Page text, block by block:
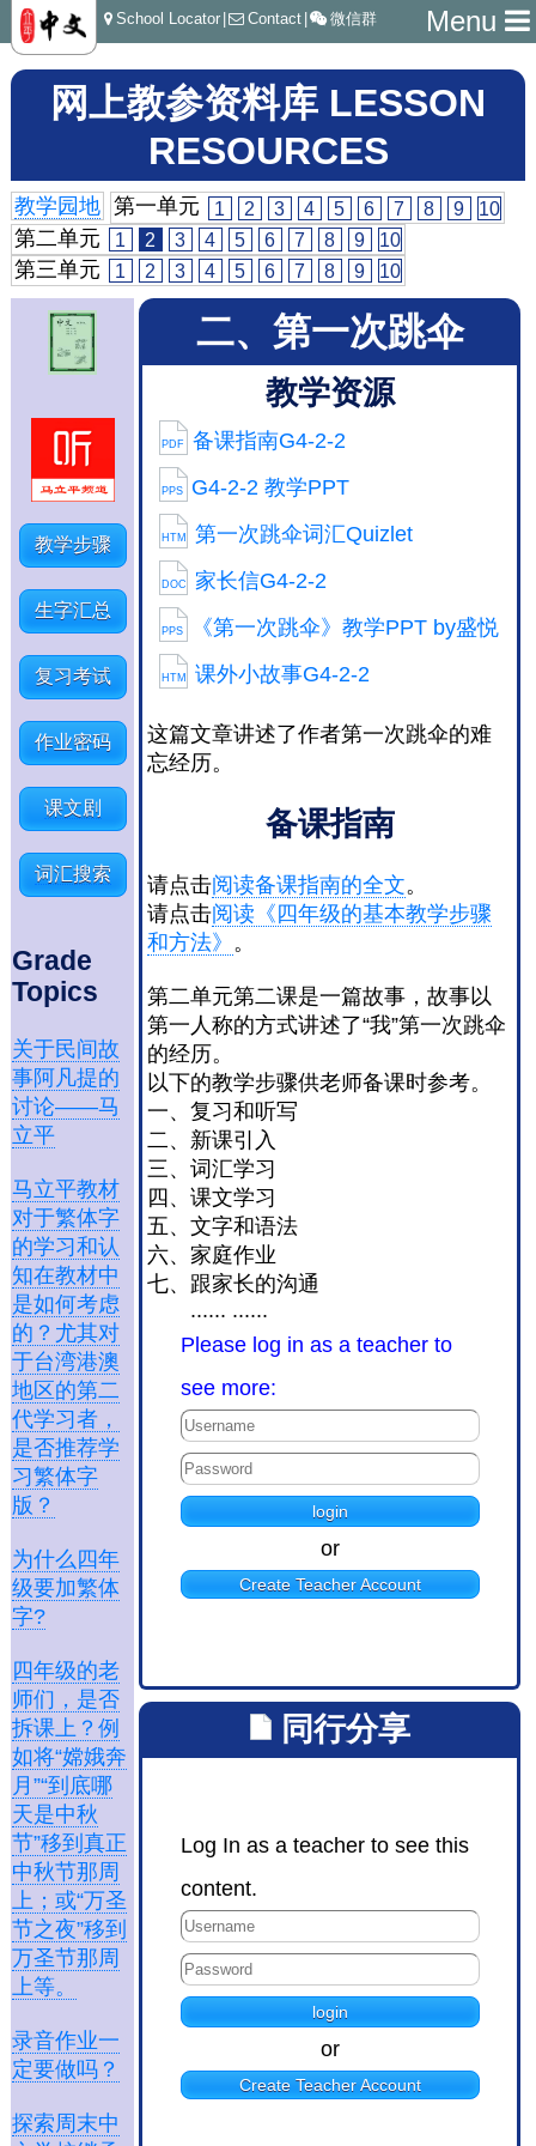
Menu
School Locator Contact 微信群
网上教参资料库 LESSON
RESOURCES
教学园地 第一单元 1 2 3 4 5 6 7 8 9 10
第二单元 1 2 3 4 5 6 7 8 9 10
第三单元 1 2 3 4 5 6 7 8 9 10
教学步骤
生字汇总
复习考试
作业密码
课文剧
词汇搜索
Grade
Topics
关于民间故
事阿凡提的
讨论——马
立平
马立平教材
对于繁体字
的学习和认
知在教材中
是如何考虑
的？尤其对
于台湾港澳
地区的第二
代学习者，
是否推荐学
习繁体字
版？
为什么四年
级要加繁体
字?
四年级的老
师们，是否
拆课上？例
如将“嫦娥奔
月”“到底哪
天是中秋
节”移到真正
中秋节那周
上；或“万圣
节之夜”移到
万圣节那周
上等。
录音作业一
定要做吗？
探索周末中
二、第一次跳伞
教学资源
PDF 备课指南G4-2-2
PPS G4-2-2 教学PPT
HTM 第一次跳伞词汇Quizlet
DOC 家长信G4-2-2
PPS 《第一次跳伞》教学PPT by盛悦
HTM 课外小故事G4-2-2
这篇文章讲述了作者第一次跳伞的难
忘经历。
备课指南
请点击阅读备课指南的全文。
请点击阅读《四年级的基本教学步骤
和方法》 。
第二单元第二课是一篇故事，故事以
第一人称的方式讲述了“我”第一次跳伞
的经历。
以下的教学步骤供老师备课时参考。
一、复习和听写
二、新课引入
三、词汇学习
四、课文学习
五、文字和语法
六、家庭作业
七、跟家长的沟通
...... ......
Please log in as a teacher to
see more:
or
Create Teacher Account
同行分享
Log In as a teacher to see this
content.
or
Create Teacher Account